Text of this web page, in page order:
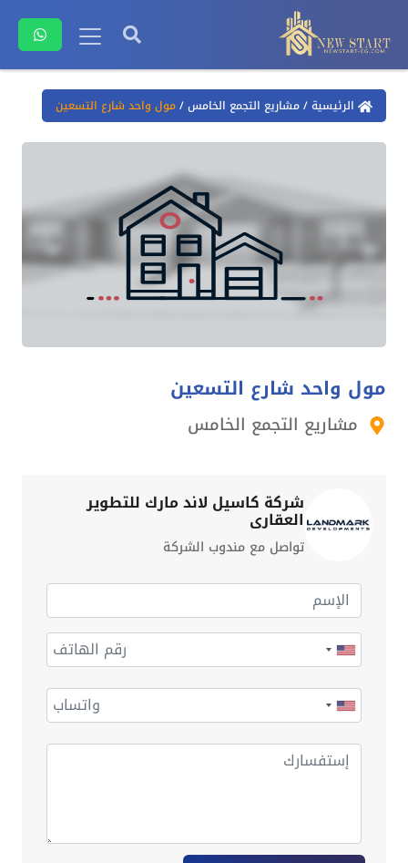
الرئيسية/مشاريع التجمع الخامس/مول واحد شارع التسعين
مول واحد شارع التسعين
مشاريع التجمع الخامس
شركة كاسيل لاند مارك للتطوير
العقاري
تواصل مع مندوب الشركة